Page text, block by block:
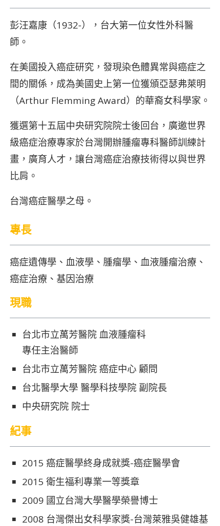
彭汪嘉康（1932-），台大第一位女性外科醫
師。
在美國投入癌症研究，發現染色體異常與癌症之
間的關係，成為美國史上第一位獲頒亞瑟弗萊明
（Arthur Flemming Award）的華裔女科學家。
獲選第十五屆中央研究院院士後回台，廣邀世界
級癌症治療專家於台灣開辦腫瘤專科醫師訓練計
畫，廣育人才，讓台灣癌症治療技術得以與世界
比肩。
台灣癌症醫學之母。
專長
癌症遺傳學、血液學、腫瘤學、血液腫瘤治療、
癌症治療、基因治療
現職
台北市立萬芳醫院 血液腫瘤科
專任主治醫師
台北市立萬芳醫院 癌症中心 顧問
台北醫學大學 醫學科技學院 副院長
中央研究院 院士
紀事
2015 癌症醫學終身成就獎-癌症醫學會
2015 衛生福利專業一等獎章
2009 國立台灣大學醫學榮譽博士
2008 台灣傑出女科學家獎-台灣萊雅吳健雄基